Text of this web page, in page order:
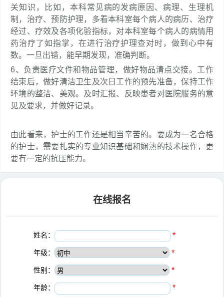
关知识，比如，本科常见病的发病原因、病理、生理机
制，治疗、预防护理，多看本科室每个病人的病历、治疗
经过、疗效及各项化验指标，对本科室每个病人的病情用
药治疗了如指掌，在进行治疗护理查对时，做到心中有
数。一旦出错，能早期发现，准确判断。
6、负责医疗文件和物品管理，做好物品清点交接。工作
结束后，做好清洁卫生及次日工作的预先准备，保持工作
环境的整洁、美观。及时汇报、反映患者对医院服务的意
见及要求，并做好记录。
由此看来，护士的工作还是相当辛苦的。要成为一名合格
的护士，需要扎实的专业知识基础和娴熟的技术操作，更
要有一定的抗压能力。
在线报名
姓名： *
年级： *
性别： *
年龄： *